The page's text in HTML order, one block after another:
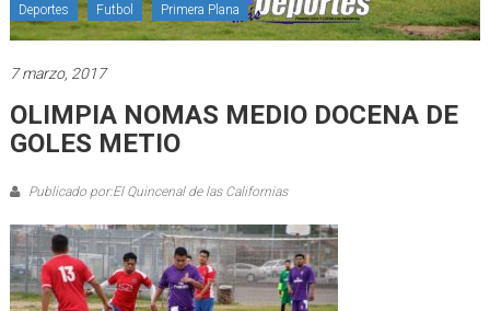
Deportes Futbol Primera Plana
7 marzo, 2017
OLIMPIA NOMAS MEDIO DOCENA DE
GOLES METIO
Publicado por:El Quincenal de las Californias